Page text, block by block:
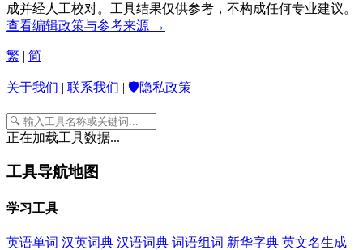
成并经人工校对。工具结果仅供参考，不构成任何专业建议。
查看编辑政策与参考来源 →
繁 | 简
关于我们 | 联系我们 | 🛡️隐私政策
正在加载工具数据...
工具导航地图
学习工具
英语单词 汉英词典 汉语词典 词语组词 新华字典 英文名生成